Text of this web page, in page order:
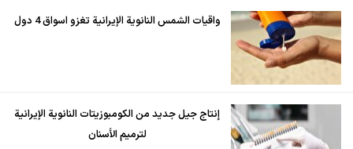
واقيات الشمس النانوية الإيرانية تغزو اسواق 4 دول
إنتاج جيل جديد من الكومبوزيتات النانوية الإيرانية
لترميم الأسنان